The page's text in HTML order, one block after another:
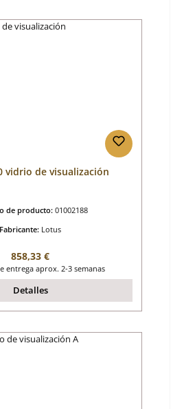
vidrio de visualización
de producto: 01002188
Fabricante: Lotus
Precio normal:
858,33 €
entrega aprox. 2-3 semanas
Detalles